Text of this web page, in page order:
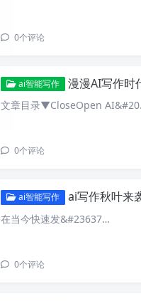
0个评论
ai智能写作 漫漫AI写作时代
文章目录▼CloseOpen
0个评论
ai智能写作 ai写作秋叶来
在当今快速发&#23637…
0个评论